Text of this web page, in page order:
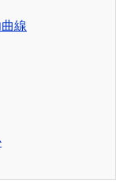
線